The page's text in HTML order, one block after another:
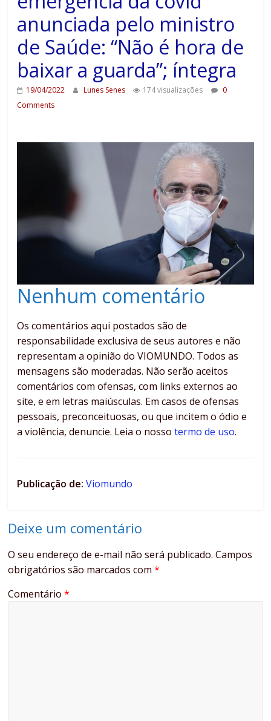
anunciada pelo ministro
de Saúde: “Não é hora de
baixar a guarda”; íntegra
19/04/2022 Lunes Senes 174 visualizações
0
Comments
Nenhum comentário
Os comentários aqui postados são de
responsabilidade exclusiva de seus autores e não
representam a opinião do VIOMUNDO. Todos as
mensagens são moderadas. Não serão aceitos
comentários com ofensas, com links externos ao
site, e em letras maiúsculas. Em casos de ofensas
pessoais, preconceituosas, ou que incitem o ódio e
a violência, denuncie. Leia o nossotermo de uso.
Publicação de:Viomundo
Deixe um comentário
O seu endereço de e-mail não será publicado. Campos
obrigatórios são marcados com*
Comentário*